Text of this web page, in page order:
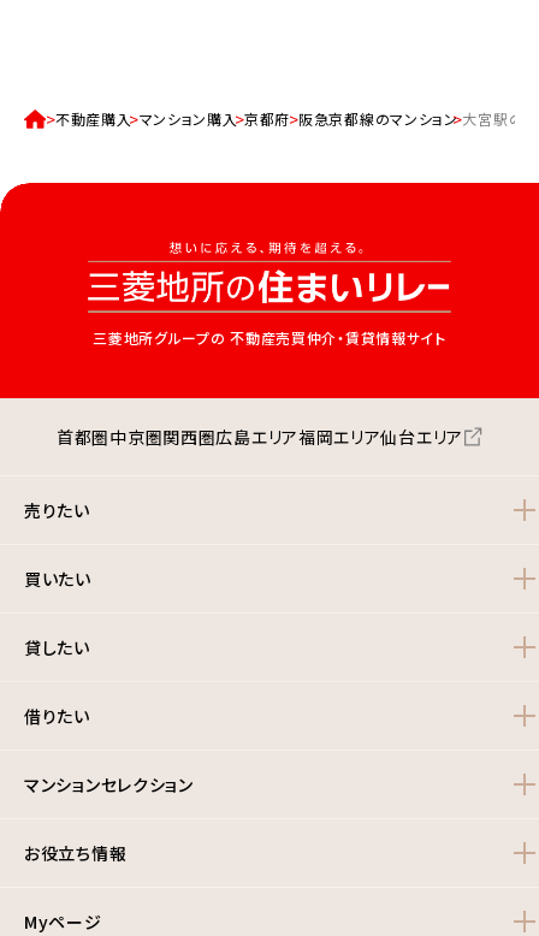
不動産購入 マンション購入 京都府 阪急京都線のマンション 大宮駅の
三菱地所グループの 不動産売買仲介・賃貸情報サイト
首都圏中京圏関西圏広島エリア福岡エリア仙台エリア
売りたい
買いたい
貸したい
借りたい
マンションセレクション
お役立ち情報
Myページ